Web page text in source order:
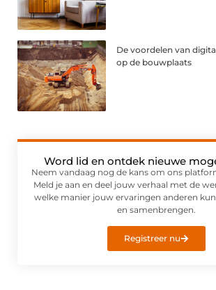
De voordelen van
op de bouwplaats
Word lid en ontdek nieuwe
Neem vandaag nog de kans om ons
Meld je aan en deel jouw verhaal met de
welke manier jouw ervaringen anderen
en samenbrengen.
Registreer nu